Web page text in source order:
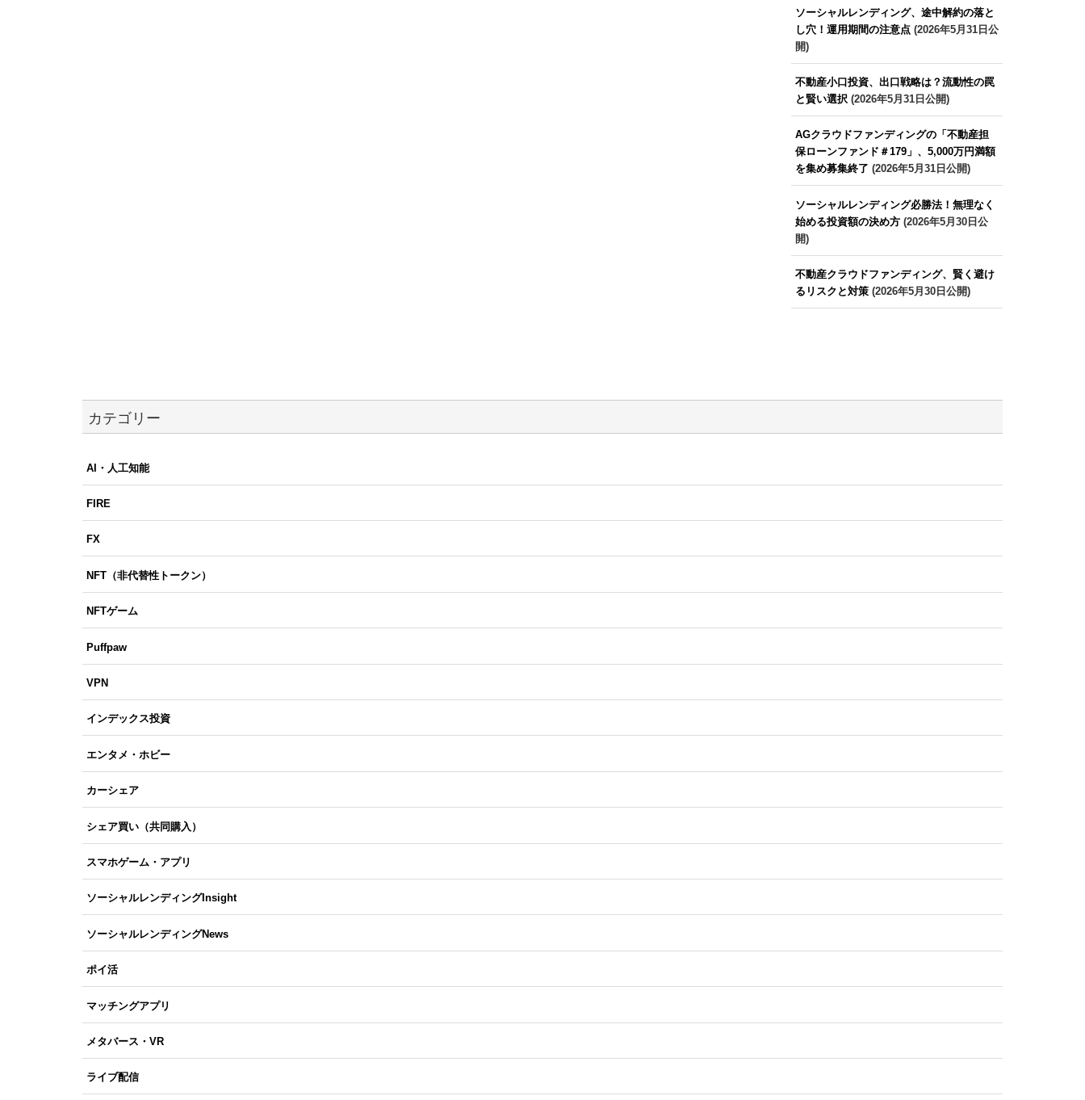
ソーシャルレンディング、途中解約の落と
し穴！運用期間の注意点(2026年5月31日公
開)
不動産小口投資、出口戦略は？流動性の罠
と賢い選択(2026年5月31日公開)
AGクラウドファンディングの「不動産担
保ローンファンド＃179」、5,000万円満額
を集め募集終了 (2026年5月31日公開)
ソーシャルレンディング必勝法！無理なく
始める投資額の決め方(2026年5月30日公
開)
不動産クラウドファンディング、賢く避け
るリスクと対策(2026年5月30日公開)
カテゴリー
AI・人工知能
FIRE
FX
NFT（非代替性トークン）
NFTゲーム
Puffpaw
VPN
インデックス投資
エンタメ・ホビー
カーシェア
シェア買い（共同購入）
スマホゲーム・アプリ
ソーシャルレンディングInsight
ソーシャルレンディングNews
ポイ活
マッチングアプリ
メタバース・VR
ライブ配信